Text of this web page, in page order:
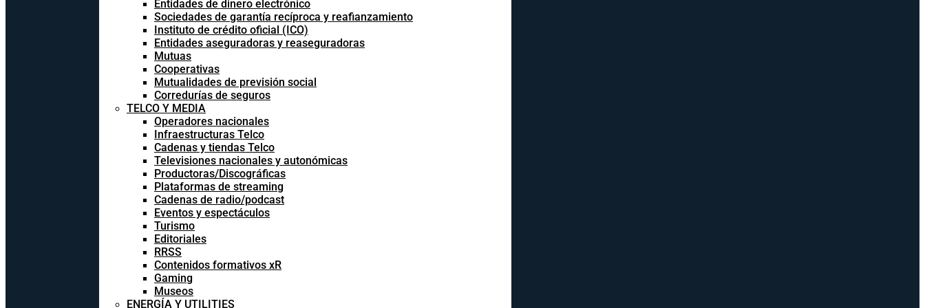
Entidades de dinero electrónico
Sociedades de garantía recíproca y reafianzamiento
Instituto de crédito oficial (ICO)
Entidades aseguradoras y reaseguradoras
Mutuas
Cooperativas
Mutualidades de previsión social
Corredurías de seguros
TELCO Y MEDIA
Operadores nacionales
Infraestructuras Telco
Cadenas y tiendas Telco
Televisiones nacionales y autonómicas
Productoras/Discográficas
Plataformas de streaming
Cadenas de radio/podcast
Eventos y espectáculos
Turismo
Editoriales
RRSS
Contenidos formativos xR
Gaming
Museos
ENERGÍA Y UTILITIES